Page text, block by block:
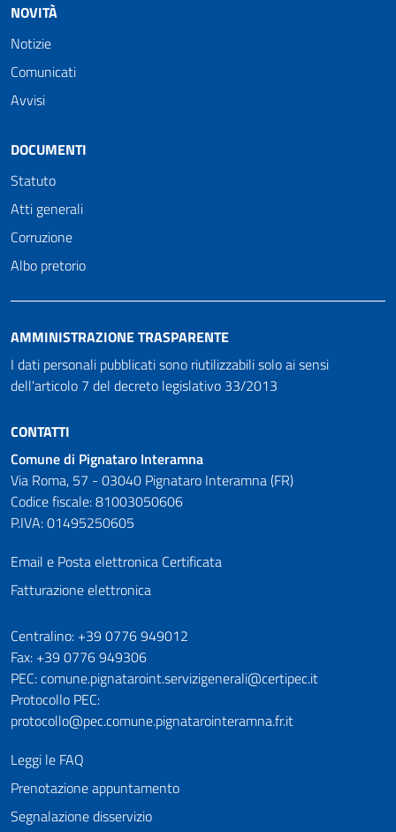
NOVITÀ
Notizie
Comunicati
Avvisi
DOCUMENTI
Statuto
Atti generali
Corruzione
Albo pretorio
AMMINISTRAZIONE TRASPARENTE
I dati personali pubblicati sono riutilizzabili solo ai sensi
dell'articolo 7 del decreto legislativo 33/2013
CONTATTI
Comune di Pignataro Interamna
Via Roma, 57 - 03040 Pignataro Interamna (FR)
Codice fiscale: 81003050606
P.IVA: 01495250605
Email e Posta elettronica Certificata
Fatturazione elettronica
Numeri utili
Centralino: +39 0776 949012
Fax: +39 0776 949306
PEC: comune.pignataroint.servizigenerali@certipec.it
Protocollo PEC:
protocollo@pec.comune.pignatarointeramna.fr.it
Leggi le FAQ
Prenotazione appuntamento
Segnalazione disservizio